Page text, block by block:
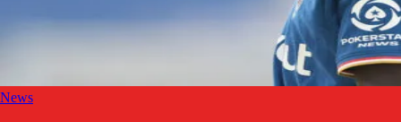
News